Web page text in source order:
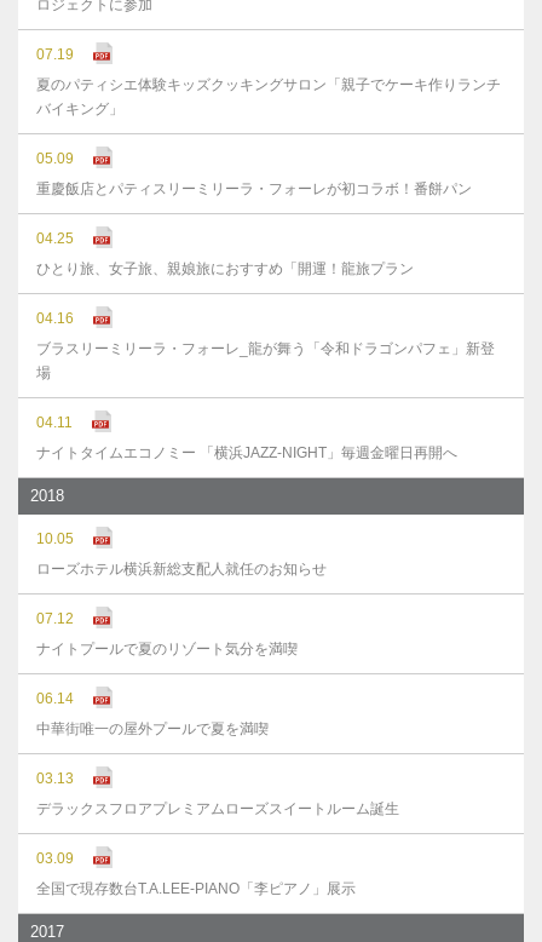
ロジェクトに参加
07.19
夏のパティシエ体験キッズクッキングサロン「親子でケーキ作りランチ
バイキング」
05.09
重慶飯店とパティスリーミリーラ・フォーレが初コラボ！番餅パン
04.25
ひとり旅、女子旅、親娘旅におすすめ「開運！龍旅プラン
04.16
ブラスリーミリーラ・フォーレ_龍が舞う「令和ドラゴンパフェ」新登
場
04.11
ナイトタイムエコノミー 「横浜JAZZ-NIGHT」毎週金曜日再開へ
2018
10.05
ローズホテル横浜新総支配人就任のお知らせ
07.12
ナイトプールで夏のリゾート気分を満喫
06.14
中華街唯一の屋外プールで夏を満喫
03.13
デラックスフロアプレミアムローズスイートルーム誕生
03.09
全国で現存数台T.A.LEE-PIANO「李ピアノ」展示
2017